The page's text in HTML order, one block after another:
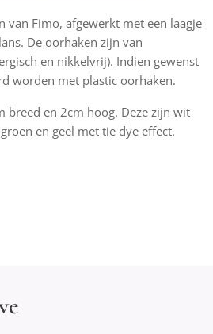
van Fimo, afgewerkt met een laagje
De oorhaken zijn van
en nikkelvrij). Indien gewenst
worden met plastic oorhaken.
breed en 2cm hoog. Deze zijn wit
en geel met tie dye effect.